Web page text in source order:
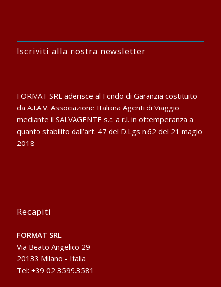
Iscriviti alla nostra newsletter
FORMAT SRL aderisce al Fondo di Garanzia costituito
da A.I.A.V. Associazione Italiana Agenti di Viaggio
mediante il SALVAGENTE s.c. a r.l. in ottemperanza a
quanto stabilito dall’art. 47 del D.Lgs n.62 del 21 magio
2018
Recapiti
FORMAT SRL
Via Beato Angelico 29
20133 Milano - Italia
Tel: +39 02 3599.3581